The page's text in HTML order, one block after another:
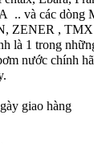
.. và các dòng
ZENER ,
là 1 trong
nước chính
giao hàng